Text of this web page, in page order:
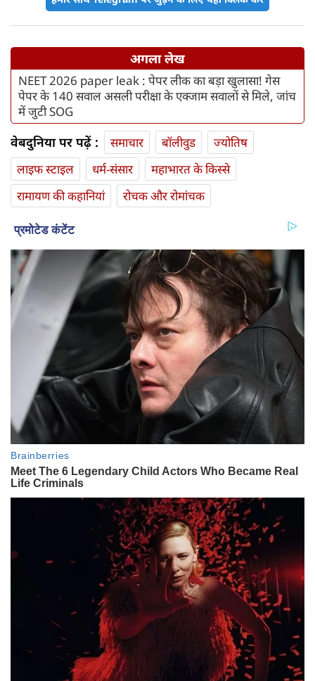
अगला लेख
NEET 2026 paper leak : पेपर लीक का बड़ा खुलासा! गेस
पेपर के 140 सवाल असली परीक्षा के एक्जाम सवालों से मिले, जांच
में जुटी SOG
वेबदुनिया पर पढ़ें : समाचार बॉलीवुड
ज्योतिष
लाइफ स्‍टाइल
धर्म-संसार
महाभारत के किस्से
रामायण की कहानियां
रोचक और रोमांचक